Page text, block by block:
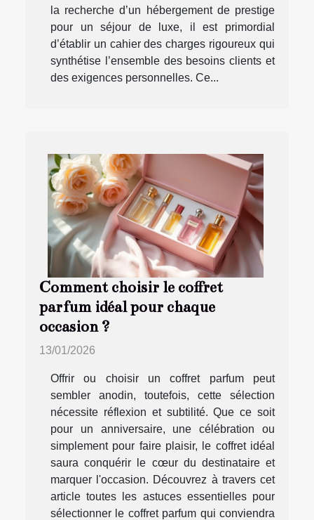
la recherche d’un hébergement de prestige
pour un séjour de luxe, il est primordial
d’établir un cahier des charges rigoureux qui
synthétise l’ensemble des besoins clients et
des exigences personnelles. Ce...
Comment choisir le coffret
parfum idéal pour chaque
occasion ?
13/01/2026
Offrir ou choisir un coffret parfum peut
sembler anodin, toutefois, cette sélection
nécessite réflexion et subtilité. Que ce soit
pour un anniversaire, une célébration ou
simplement pour faire plaisir, le coffret idéal
saura conquérir le cœur du destinataire et
marquer l'occasion. Découvrez à travers cet
article toutes les astuces essentielles pour
sélectionner le coffret parfum qui conviendra